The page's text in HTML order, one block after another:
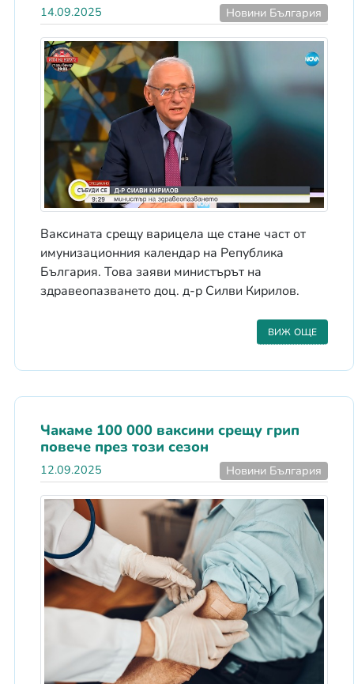
14.09.2025 Новини България
Ваксината срещу варицела ще стане част от
имунизационния календар на Република
България. Това заяви министърът на
здравеопазването доц. д-р Силви Кирилов.
ВИЖ ОЩЕ
Чакаме 100 000 ваксини срещу грип
повече през този сезон
12.09.2025 Новини България